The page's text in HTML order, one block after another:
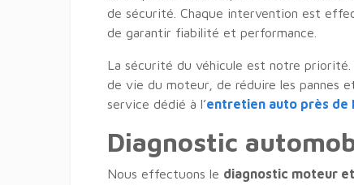
de sécurité. Chaque intervention est
de garantir fiabilité et performance.
La sécurité du véhicule est notre
de vie du moteur, de réduire les pannes
service dédié à l’entretien auto près de
Diagnostic
Nous effectuons le diagnostic moteur